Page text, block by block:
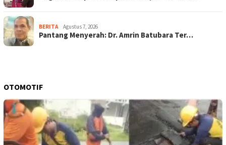
BERITA Agustus 7, 2026
Pantang Menyerah: Dr. Amrin Batubara Ter…
OTOMOTIF